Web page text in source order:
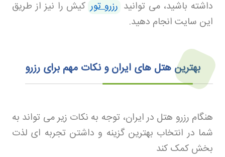
داشته باشید، می توانید رزرو تور کیش را نیز از طریق
این سایت انجام دهید.
بهترین هتل های ایران و نکات مهم برای رزرو
هنگام رزرو هتل در ایران، توجه به نکات زیر می تواند به
شما در انتخاب بهترین گزینه و داشتن تجربه ای لذت
بخش کمک کند